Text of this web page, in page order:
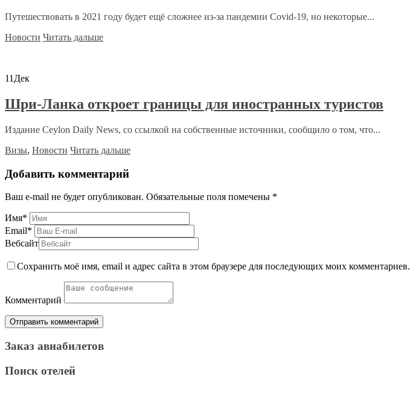
Путешествовать в 2021 году будет ещё сложнее из-за пандемии Covid-19, но некоторые...
Новости Читать дальше
11 Дек
Шри-Ланка откроет границы для иностранных туристов
Издание Ceylon Daily News, со ссылкой на собственные источники, сообщило о том, что...
Визы, Новости Читать дальше
Добавить комментарий
Ваш e-mail не будет опубликован. Обязательные поля помечены *
Имя*
Email*
Вебсайт
Сохранить моё имя, email и адрес сайта в этом браузере для последующих моих комментариев.
Комментарий
Заказ авиабилетов
Поиск отелей